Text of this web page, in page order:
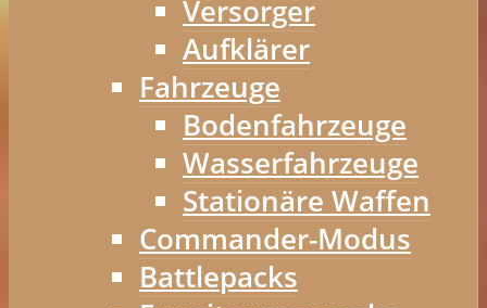
Versorger
Aufklärer
Fahrzeuge
Bodenfahrzeuge
Wasserfahrzeuge
Stationäre Waffen
Commander-Modus
Battlepacks